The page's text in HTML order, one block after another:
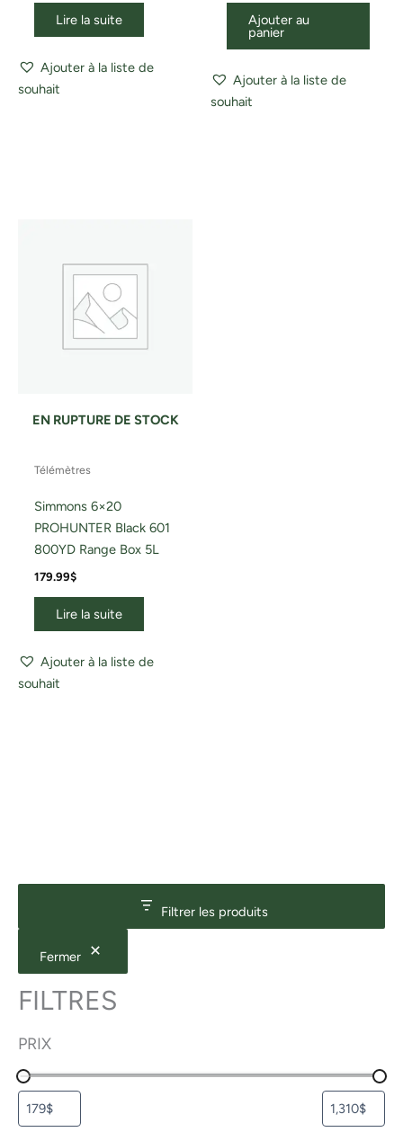
Filtrer les produits
Fermer
FILTRES
PRIX
Lire la suite
Ajouter à la liste de
souhait
Ajouter au
panier
Ajouter à la liste de
souhait
EN RUPTURE DE STOCK
Télémètres
Simmons 6×20
PROHUNTER Black 601
800YD Range Box 5L
179.99$
Lire la suite
Ajouter à la liste de
souhait